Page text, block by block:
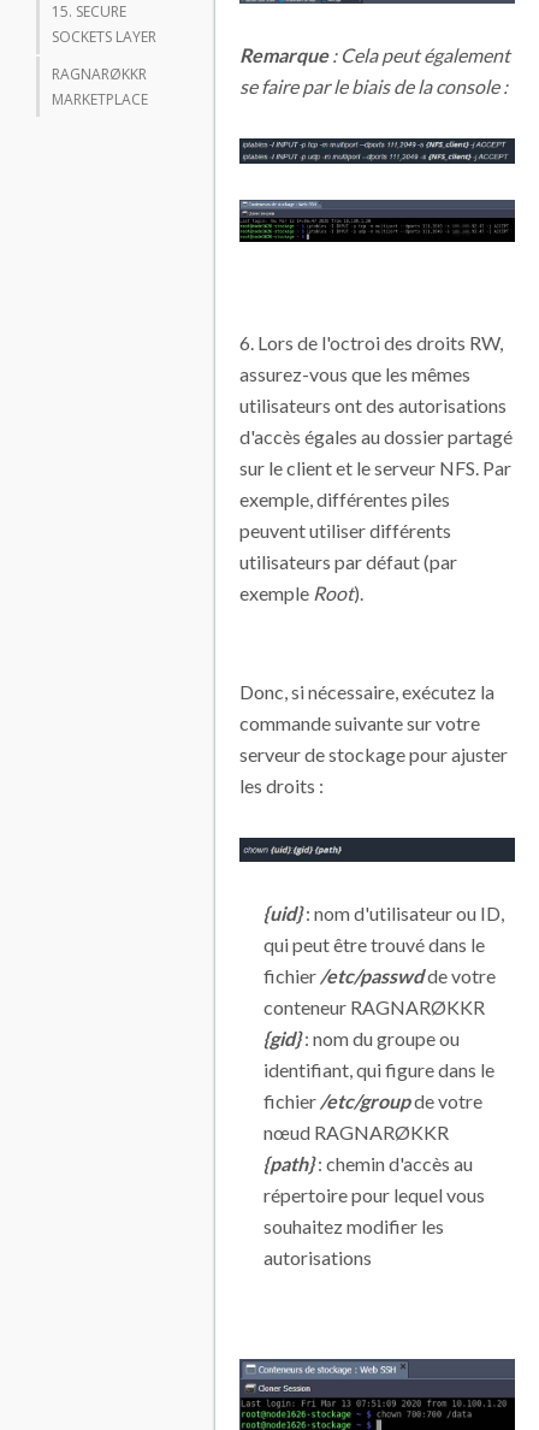
15. SECURE
SOCKETS LAYER
RAGNARØKKR
MARKETPLACE
Remarque: Cela peut également
se faire par le biais de la console :
6. Lors de l'octroi des droits RW,
assurez-vous que les mêmes
utilisateurs ont des autorisations
d'accès égales au dossier partagé
sur le client et le serveur NFS. Par
exemple, différentes piles
peuvent utiliser différents
utilisateurs par défaut (par
exemple Root).
Donc, si nécessaire, exécutez la
commande suivante sur votre
serveur de stockage pour ajuster
les droits :
{uid}: nom d'utilisateur ou ID,
qui peut être trouvé dans le
fichier /etc/passwdde votre
conteneur RAGNARØKKR
{gid}: nom du groupe ou
identifiant, qui figure dans le
fichier /etc/groupde votre
nœud RAGNARØKKR
{path}: chemin d'accès au
répertoire pour lequel vous
souhaitez modifier les
autorisations